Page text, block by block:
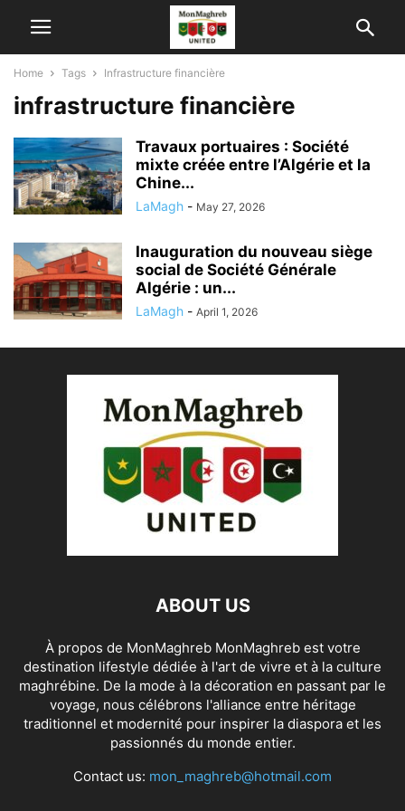
Home Tags Infrastructure financière
infrastructure financière
Travaux portuaires : Société
mixte créée entre l’Algérie et la
Chine...
LaMagh - May 27, 2026
Inauguration du nouveau siège
social de Société Générale
Algérie : un...
LaMagh - April 1, 2026
ABOUT US
À propos de MonMaghreb MonMaghreb est votre
destination lifestyle dédiée à l'art de vivre et à la culture
maghrébine. De la mode à la décoration en passant par le
voyage, nous célébrons l'alliance entre héritage
traditionnel et modernité pour inspirer la diaspora et les
passionnés du monde entier.
Contact us: mon_maghreb@hotmail.com